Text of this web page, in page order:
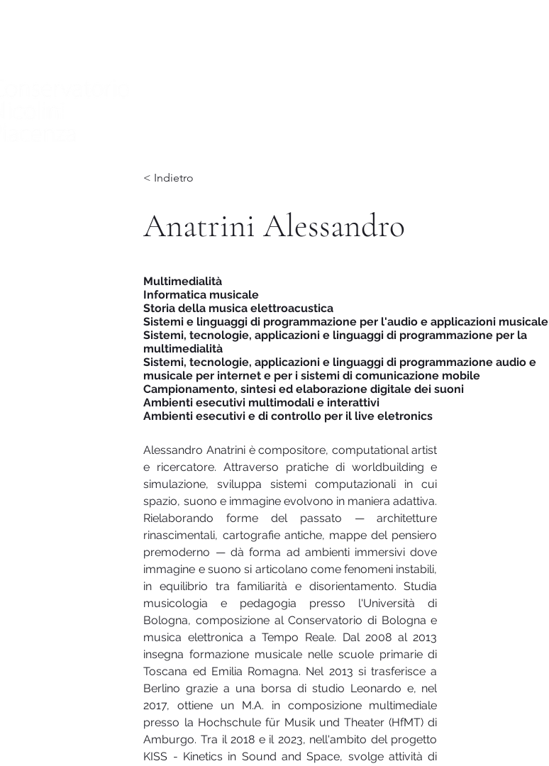
< Indietro
Anatrini Alessandro
Multimedialità
Informatica musicale
Storia della musica elettroacustica
Sistemi e linguaggi di programmazione per l'audio e applicazioni musicale
Sistemi, tecnologie, applicazioni e linguaggi di programmazione per la
multimedialità
Sistemi, tecnologie, applicazioni e linguaggi di programmazione audio e
musicale per internet e per i sistemi di comunicazione mobile
Campionamento, sintesi ed elaborazione digitale dei suoni
Ambienti esecutivi multimodali e interattivi
Ambienti esecutivi e di controllo per il live eletronics
Alessandro Anatrini è compositore, computational artist
e ricercatore. Attraverso pratiche di worldbuilding e
simulazione, sviluppa sistemi computazionali in cui
spazio, suono e immagine evolvono in maniera adattiva.
Rielaborando forme del passato — architetture
rinascimentali, cartografie antiche, mappe del pensiero
premoderno — dà forma ad ambienti immersivi dove
immagine e suono si articolano come fenomeni instabili,
in equilibrio tra familiarità e disorientamento. Studia
musicologia e pedagogia presso l'Università di
Bologna, composizione al Conservatorio di Bologna e
musica elettronica a Tempo Reale. Dal 2008 al 2013
insegna formazione musicale nelle scuole primarie di
Toscana ed Emilia Romagna. Nel 2013 si trasferisce a
Berlino grazie a una borsa di studio Leonardo e, nel
2017, ottiene un M.A. in composizione multimediale
presso la Hochschule für Musik und Theater (HfMT) di
Amburgo. Tra il 2018 e il 2023, nell'ambito del progetto
KISS - Kinetics in Sound and Space, svolge attività di